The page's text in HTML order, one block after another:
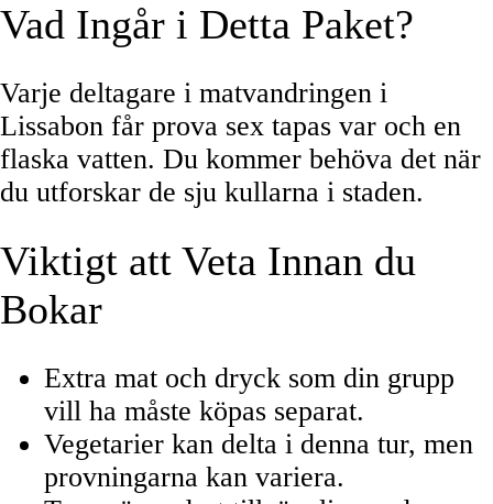
Vad Ingår i Detta Paket?
Varje deltagare i matvandringen i
Lissabon får prova sex tapas var och en
flaska vatten. Du kommer behöva det när
du utforskar de sju kullarna i staden.
Viktigt att Veta Innan du
Bokar
Extra mat och dryck som din grupp
vill ha måste köpas separat.
Vegetarier kan delta i denna tur, men
provningarna kan variera.